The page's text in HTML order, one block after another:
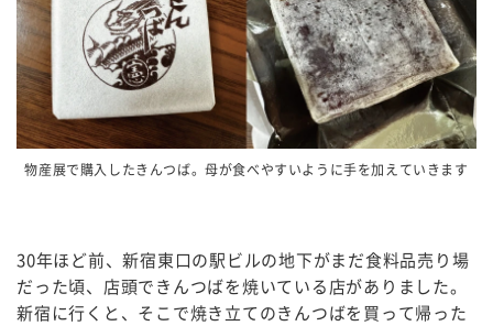
物産展で購入したきんつば。母が食べやすいように手を加えていきます
30年ほど前、新宿東口の駅ビルの地下がまだ食料品売り場
だった頃、店頭できんつばを焼いている店がありました。
新宿に行くと、そこで焼き立てのきんつばを買って帰った